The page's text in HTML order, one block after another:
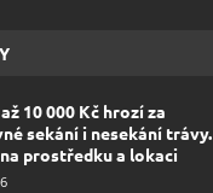
10 000 Kč hrozí za
sekání i nesekání trávy.
prostředku a lokaci